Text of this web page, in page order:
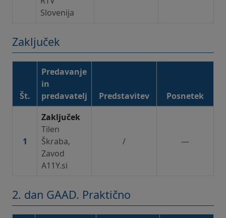
Slovenija
Zaključek
Zaključek – gradiva in posnetki
Št.
Predavanje
in
predavatelj
Predstavitev Posnetek
1
Zaključek
Tilen
Škraba,
Zavod
A11Y.si
/ —
2. dan GAAD. Praktično